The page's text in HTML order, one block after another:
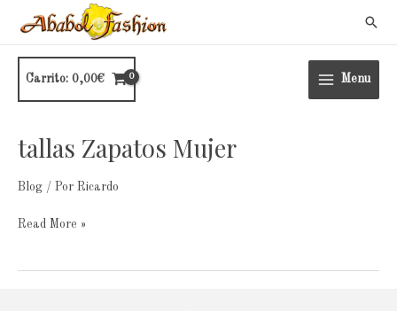
contenido
Carrito:0,00€ Menu
tallas Zapatos Mujer
Blog / Por Ricardo
tallas
Mujer
Read More »